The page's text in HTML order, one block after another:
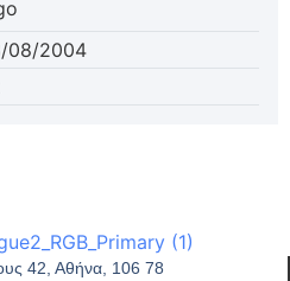
08/2004
42, Αθήνα, 106 78